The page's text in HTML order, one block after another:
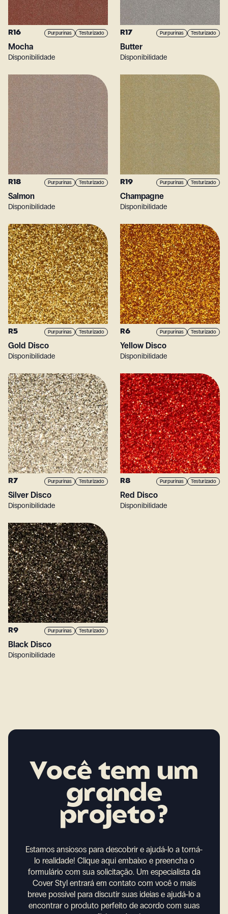
R16 Purpurinas Testurizado
Mocha
Disponibilidade
R17 Purpurinas Testurizado
Butter
Disponibilidade
R18 Purpurinas Testurizado
Salmon
Disponibilidade
R19 Purpurinas Testurizado
Champagne
Disponibilidade
R5 Purpurinas Testurizado
Gold Disco
Disponibilidade
R6 Purpurinas Testurizado
Yellow Disco
Disponibilidade
R7 Purpurinas Testurizado
Silver Disco
Disponibilidade
R8 Purpurinas Testurizado
Red Disco
Disponibilidade
R9 Purpurinas Testurizado
Black Disco
Disponibilidade
Você tem um
grande
projeto?
Estamos ansiosos para descobrir e ajudá-lo a torná-
lo realidade! Clique aqui embaixo e preencha o
formulário com sua solicitação. Um especialista da
Cover Styl entrará em contato com você o mais
breve possível para discutir suas ideias e ajudá-lo a
encontrar o produto perfeito de acordo com suas